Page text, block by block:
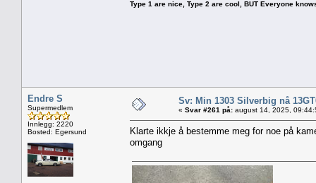
Type 1 are nice, Type 2 are cool, BUT Everyone
Endre S
Supermedlem
Innlegg: 2220
Bosted: Egersund
Sv: Min 1303 Silverbig nå
« Svar #261 på: august 14, 2025,
Klarte ikkje å bestemme meg for noe på
omgang